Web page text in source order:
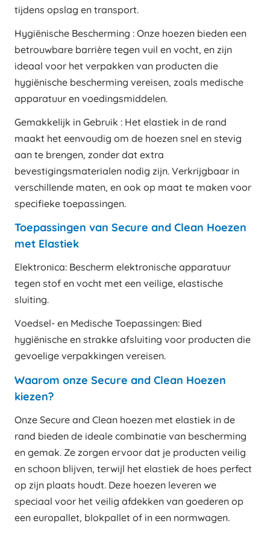
tijdens opslag en transport.
Hygiënische Bescherming : Onze hoezen bieden een
betrouwbare barrière tegen vuil en vocht, en zijn
ideaal voor het verpakken van producten die
hygiënische bescherming vereisen, zoals medische
apparatuur en voedingsmiddelen.
Gemakkelijk in Gebruik : Het elastiek in de rand
maakt het eenvoudig om de hoezen snel en stevig
aan te brengen, zonder dat extra
bevestigingsmaterialen nodig zijn. Verkrijgbaar in
verschillende maten, en ook op maat te maken voor
specifieke toepassingen.
Toepassingen van Secure and Clean Hoezen
met Elastiek
Elektronica: Bescherm elektronische apparatuur
tegen stof en vocht met een veilige, elastische
sluiting.
Voedsel- en Medische Toepassingen: Bied
hygiënische en strakke afsluiting voor producten die
gevoelige verpakkingen vereisen.
Waarom onze Secure and Clean Hoezen
kiezen?
Onze Secure and Clean hoezen met elastiek in de
rand bieden de ideale combinatie van bescherming
en gemak. Ze zorgen ervoor dat je producten veilig
en schoon blijven, terwijl het elastiek de hoes perfect
op zijn plaats houdt. Deze hoezen leveren we
speciaal voor het veilig afdekken van goederen op
een europallet, blokpallet of in een normwagen.